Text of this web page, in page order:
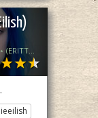
⋆.˚✮Nipsu<3✮˚.⋆ (ERITTÄIN epä akt)